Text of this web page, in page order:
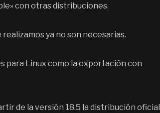
con otras distribuciones.
realizamos ya no son necesarias.
para Linux como la exportación con
de la versión 18.5 la distribución oficial